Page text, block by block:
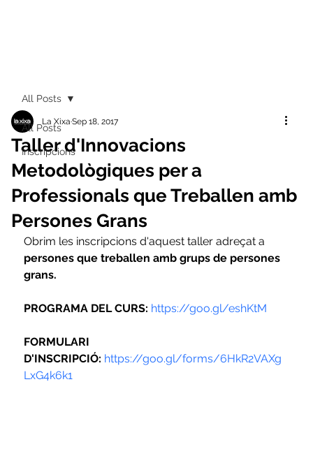
All Posts
Inscripcions
All Posts
Taller d'Innovacions
Metodològiques per a
Professionals que Treballen amb
Persones Grans
La XixaSep 18, 2017
Obrim les inscripcions d'aquest taller adreçat a
persones que treballen amb grups de persones
grans.
PROGRAMA DEL CURS: https://goo.gl/eshKtM
FORMULARI
D'INSCRIPCIÓ: https://goo.gl/forms/6HkR2VAXg
LxG4k6k1